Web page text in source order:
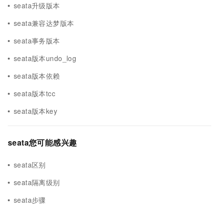
seata升级版本
seata兼容达梦版本
seata事务版本
seata版本undo_log
seata版本依赖
seata版本tcc
seata版本key
seata您可能感兴趣
seata区别
seata隔离级别
seata步骤